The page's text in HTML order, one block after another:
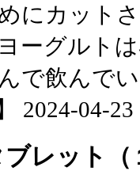
にカット
ーグルト
で飲んで
2024-04-
レット（